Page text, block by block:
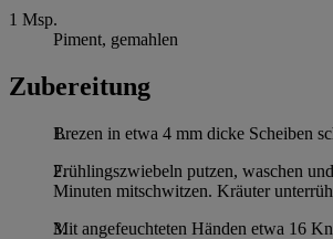
1 Msp.
Piment, gemahlen
Zubereitung
Brezen in etwa 4 mm dicke Scheiben
Frühlingszwiebeln putzen, waschen
Minuten mitschwitzen. Kräuter
Mit angefeuchteten Händen etwa 16